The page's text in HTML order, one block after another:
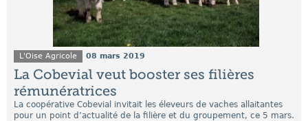
L'Oise Agricole 08 mars 2019
La Cobevial veut booster ses filières
rémunératrices
La coopérative Cobevial invitait les éleveurs de vaches allaitantes
pour un point d’actualité de la filière et du groupement, ce 5 mars.